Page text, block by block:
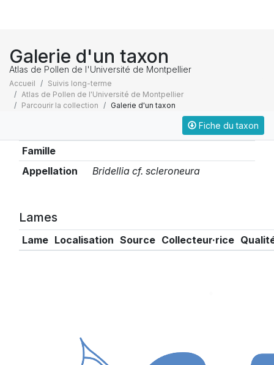
Galerie d'un taxon
Atlas de Pollen de l'Université de Montpellier
Accueil
Suivis long-terme
Atlas de Pollen de l'Université de Montpellier
Parcourir la collection
Galerie d'un taxon
Fiche du taxon
Famille
Appellation
Bridellia cf. scleroneura
Lames
Lame Localisation Source Collecteur·rice